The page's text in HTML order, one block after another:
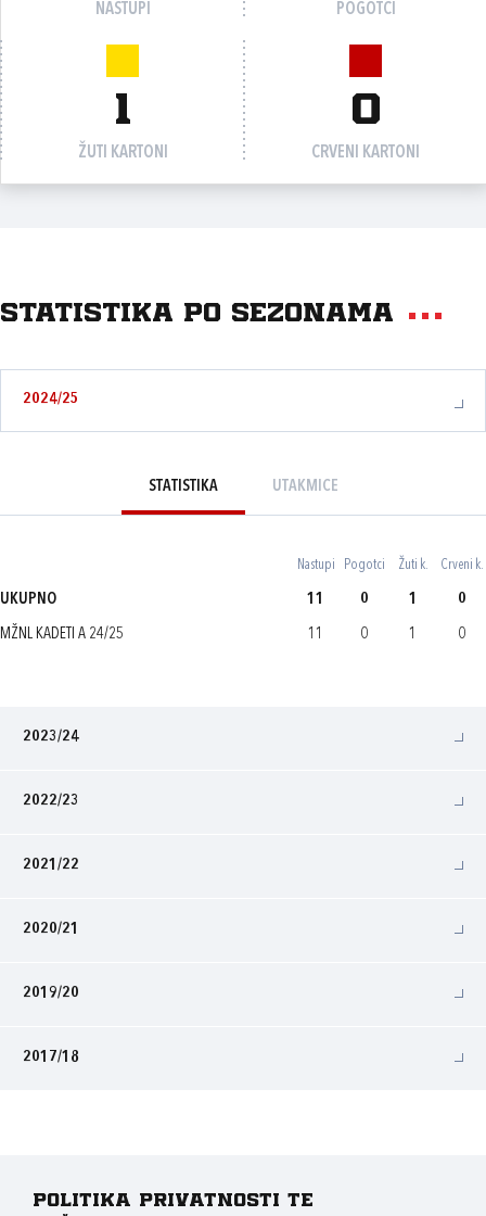
NASTUPI POGOTCI
1
ŽUTI KARTONI
0
CRVENI KARTONI
Statistika po sezonama
2024/25
STATISTIKA UTAKMICE
Nastupi Pogotci Žuti k. Crveni k.
UKUPNO 11 0 1 0
MŽNL KADETI A 24/25 11 0 1 0
2023/24
2022/23
2021/22
2020/21
2019/20
2017/18
Politika privatnosti te